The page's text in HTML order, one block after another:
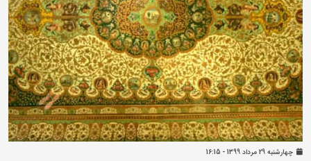
چهارشنبه 29 مرداد 1399 - 16:15